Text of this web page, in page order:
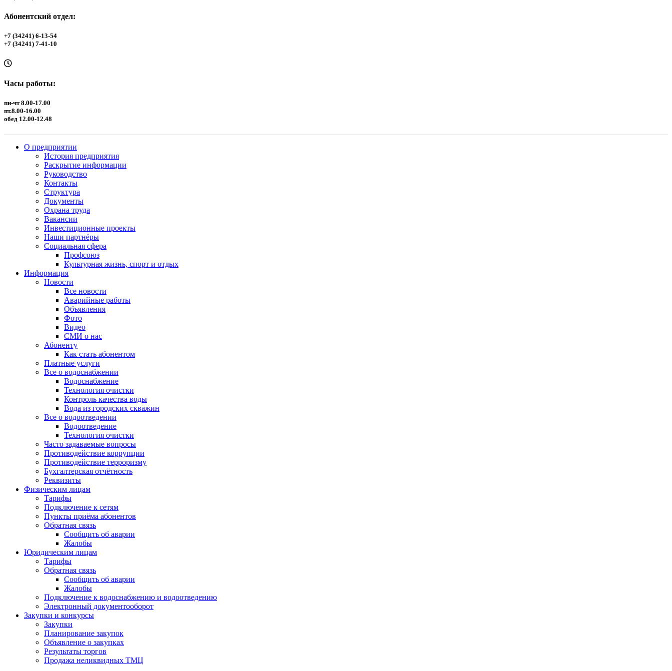
Абонентский отдел:
+7 (34241) 6-13-54
+7 (34241) 7-41-10
Часы работы:
пн-чт 8.00-17.00
пт.8.00-16.00
обед 12.00-12.48
О предприятии
История предприятия
Раскрытие информации
Руководство
Контакты
Структура
Документы
Охрана труда
Вакансии
Инвестиционные проекты
Наши партнёры
Социальная сфера
Профсоюз
Культурная жизнь, спорт и отдых
Информация
Новости
Все новости
Аварийные работы
Объявления
Фото
Видео
СМИ о нас
Абоненту
Как стать абонентом
Платные услуги
Все о водоснабжении
Водоснабжение
Технология очистки
Контроль качества воды
Вода из городских скважин
Все о водоотведении
Водоотведение
Технология очистки
Часто задаваемые вопросы
Противодействие коррупции
Противодействие терроризму
Бухгалтерская отчётность
Реквизиты
Физическим лицам
Тарифы
Подключение к сетям
Пункты приёма абонентов
Обратная связь
Сообщить об аварии
Жалобы
Юридическим лицам
Тарифы
Обратная связь
Сообщить об аварии
Жалобы
Подключение к водоснабжению и водоотведению
Электронный документооборот
Закупки и конкурсы
Закупки
Планирование закупок
Объявление о закупках
Результаты торгов
Продажа неликвидных ТМЦ